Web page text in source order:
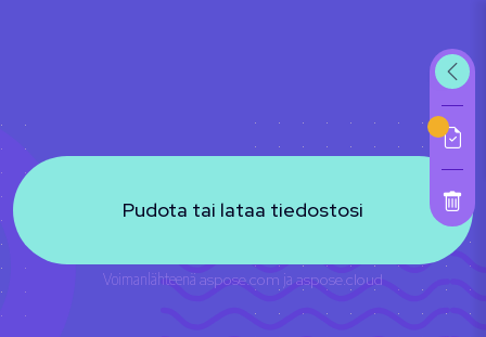
Pudota tai lataa tiedostosi
Voimanlähteenä aspose.com ja aspose.cloud